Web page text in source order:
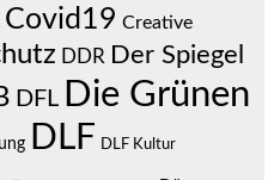
Covid19 Creative
DDR Der Spiegel
DFL Die Grünen
DLF DLF Kultur